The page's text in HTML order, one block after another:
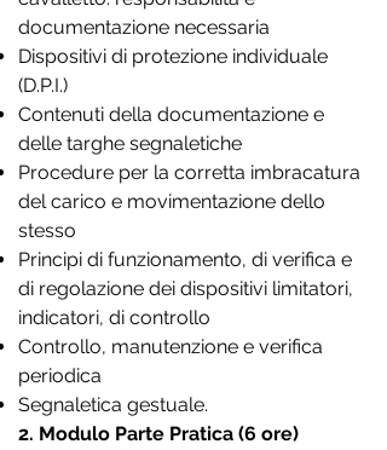
documentazione necessaria
Dispositivi di protezione individuale
(D.P.I.)
Contenuti della documentazione e
delle targhe segnaletiche
Procedure per la corretta imbracatura
del carico e movimentazione dello
stesso
Principi di funzionamento, di verifica e
di regolazione dei dispositivi limitatori,
indicatori, di controllo
Controllo, manutenzione e verifica
periodica
Segnaletica gestuale.
2. Modulo Parte Pratica (6 ore)